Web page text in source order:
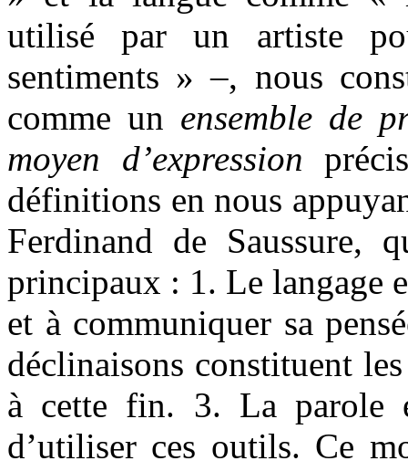
utilisé par un artiste
sentiments » –, nous
comme un ensemble de
moyen d’expression
définitions en nous
Ferdinand de Saussure,
principaux : 1. Le langage
et à communiquer sa
déclinaisons constituent
à cette fin. 3. La parole
d’utiliser ces outils. Ce